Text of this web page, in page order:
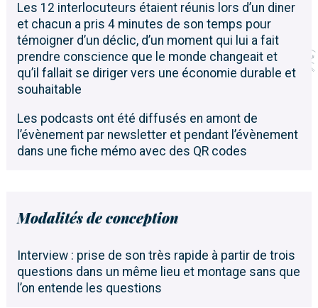
Les 12 interlocuteurs étaient réunis lors d’un diner
et chacun a pris 4 minutes de son temps pour
témoigner d’un déclic, d’un moment qui lui a fait
prendre conscience que le monde changeait et
qu’il fallait se diriger vers une économie durable et
souhaitable
Les podcasts ont été diffusés en amont de
l’évènement par newsletter et pendant l’évènement
dans une fiche mémo avec des QR codes
Modalités de conception
Interview : prise de son très rapide à partir de trois
questions dans un même lieu et montage sans que
l’on entende les questions